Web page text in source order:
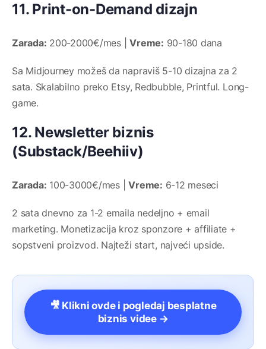
11. Print-on-Demand dizajn
Zarada: 200-2000€/mes |Vreme: 90-180 dana
Sa Midjourney možeš da napraviš 5-10 dizajna za 2
sata. Skalabilno preko Etsy, Redbubble, Printful. Long-
game.
12. Newsletter biznis
(Substack/Beehiiv)
Zarada: 100-3000€/mes |Vreme: 6-12 meseci
2 sata dnevno za 1-2 emaila nedeljno + email
marketing. Monetizacija kroz sponzore + affiliate +
sopstveni proizvod. Najteži start, najveći upside.
🎥 Klikni ovde i pogledaj besplatne
biznis videe →